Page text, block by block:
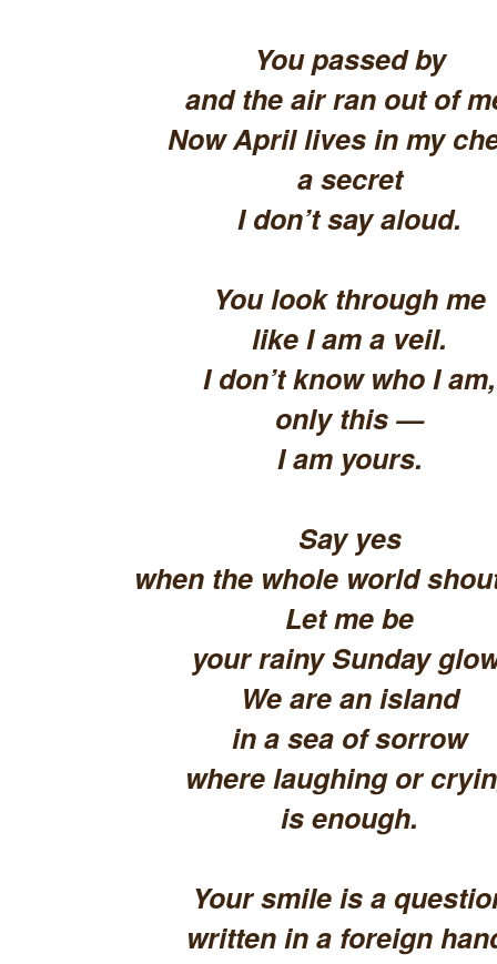
You passed by
and the air ran out of
Now April lives in my
a secret
I don’t say aloud.
You look through me
like I am a veil.
I don’t know who I am,
only this —
I am yours.
Say yes
when the whole world
Let me be
your rainy Sunday
We are an island
in a sea of sorrow
where laughing or
is enough.
Your smile is a
written in a foreign